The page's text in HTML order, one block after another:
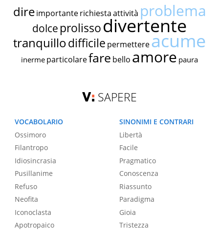
dire importante richiestaattività problema
dolce prolissodivertente
tranquillodifficile permettereacume
inerme particolarefare bello amore paura
SAPERE
VOCABOLARIO
Ossimoro
Filantropo
Idiosincrasia
Pusillanime
Refuso
Neofita
Iconoclasta
Apotropaico
SINONIMI E CONTRARI
Libertà
Facile
Pragmatico
Conoscenza
Riassunto
Paradigma
Gioia
Tristezza